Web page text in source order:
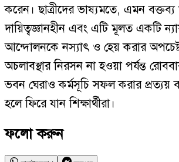
করেন। ছাত্রীদের ভাষ্যমতে, এমন বক্তব্য
দায়িত্বজ্ঞানহীন এবং এটি মূলত একটি
আন্দোলনকে নস্যাৎ ও হেয় করার
অচলাবস্থার নিরসন না হওয়া পর্যন্ত
ভবন ঘেরাও কর্মসূচি সফল করার প্রত্যয়
হলে ফিরে যান শিক্ষার্থীরা।
ফলো করুন